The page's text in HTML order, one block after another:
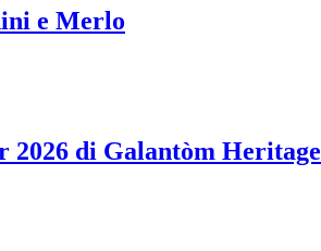
e Merlo
2026 di Galantòm Heritage